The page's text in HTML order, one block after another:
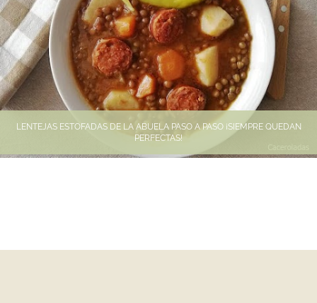
LENTEJAS ESTOFADAS DE LA ABUELA PASO A PASO ¡SIEMPRE QUEDAN
PERFECTAS!